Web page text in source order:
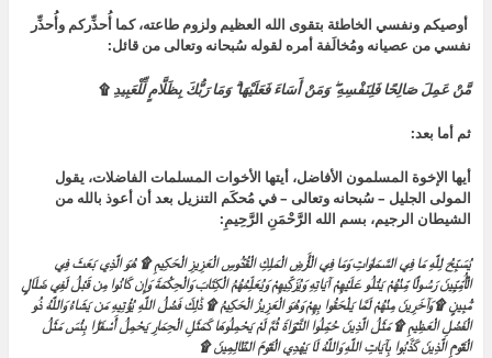
أوصيكم ونفسي الخاطئة بتقوى الله العظيم ولزوم طاعته، كما أُحذِّركم وأُحذِّر
نفسي من عصيانه ومُخالَفة أمره لقوله سُبحانه وتعالى من قائل:
مَّنْ عَمِلَ صَالِحًا فَلِنَفْسِهِ ۖ وَمَنْ أَسَاءَ فَعَلَيْهَا ۗ وَمَا رَبُّكَ بِظَلَّامٍ لِّلْعَبِيدِ۩
ثم أما بعد:
أيها الإخوة المسلمون الأفاضل، أيتها الأخوات المسلمات الفاضلات، يقول
المولى الجليل – سُبحانه وتعالى – في مُحكَم التنزيل بعد أن أعوذ بالله من
الشيطان الرجيم، بسم الله الرَّحْمَنِ الرَّحِيمِ:
يُسَبِّحُ لِلَّهِ مَا فِي السَّمَاوَاتِ وَمَا فِي الْأَرْضِ الْمَلِكِ الْقُدُّوسِ الْعَزِيزِ الْحَكِيمِ ۩ هُوَ الَّذِي بَعَثَ فِي
الْأُمِّيِّينَ رَسُولًا مِّنْهُمْ يَتْلُو عَلَيْهِمْ آيَاتِهِ وَيُزَكِّيهِمْ وَيُعَلِّمُهُمُ الْكِتَابَ وَالْحِكْمَةَ وَإِن كَانُوا مِن قَبْلُ لَفِي ضَلَالٍ
مُّبِينٍ ۩ وَآخَرِينَ مِنْهُمْ لَمَّا يَلْحَقُوا بِهِمْ وَهُوَ الْعَزِيزُ الْحَكِيمُ ۩ ذَٰلِكَ فَضْلُ اللَّهِ يُؤْتِيهِ مَن يَشَاءُ وَاللَّهُ ذُو
الْفَضْلِ الْعَظِيمِ ۩ مَثَلُ الَّذِينَ حُمِّلُوا التَّوْرَاةَ ثُمَّ لَمْ يَحْمِلُوهَا كَمَثَلِ الْحِمَارِ يَحْمِلُ أَسْفَارًا بِئْسَ مَثَلُ
الْقَوْمِ الَّذِينَ كَذَّبُوا بِآيَاتِ اللَّهِ وَاللَّهُ لَا يَهْدِي الْقَوْمَ الظَّالِمِينَ ۩